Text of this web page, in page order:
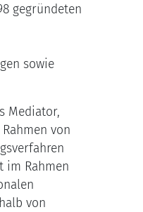
gegründeten
sowie
Mediator,
von
im Rahmen
von